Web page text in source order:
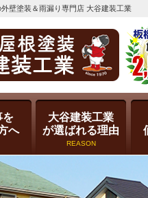
壁塗装＆雨漏り専門店 大谷建装工業
を
へ
大谷建装工業
が選ばれる理由
REASON